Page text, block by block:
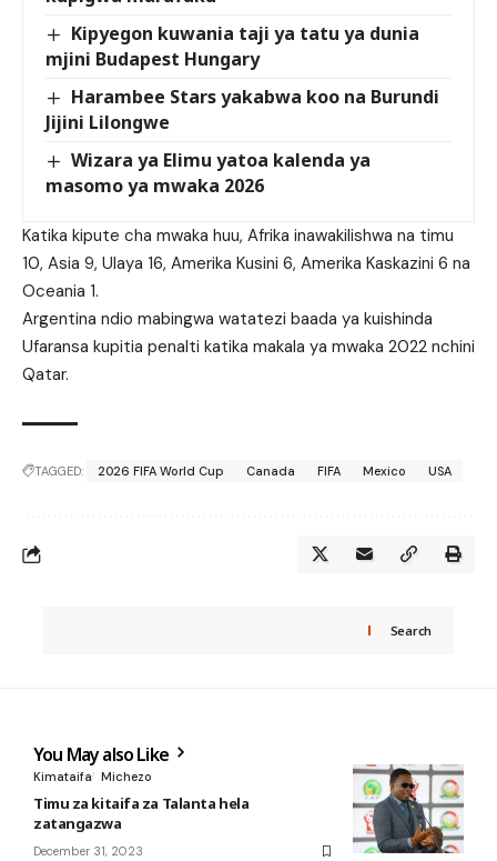
Kipyegon kuwania taji ya tatu ya dunia
mjini Budapest Hungary
Harambee Stars yakabwa koo na Burundi
Jijini Lilongwe
Wizara ya Elimu yatoa kalenda ya
masomo ya mwaka 2026
Katika kipute cha mwaka huu, Afrika inawakilishwa na timu
10, Asia 9, Ulaya 16, Amerika Kusini 6, Amerika Kaskazini 6 na
Oceania 1.
Argentina ndio mabingwa watatezi baada ya kuishinda
Ufaransa kupitia penalti katika makala ya mwaka 2022 nchini
Qatar.
TAGGED: 2026 FIFA World Cup Canada FIFA Mexico USA
Search
You May also Like
Kimataifa Michezo
Timu za kitaifa za Talanta hela
zatangazwa
December 31, 2023